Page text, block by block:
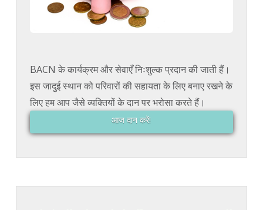
BACN के कार्यक्रम और सेवाएँ निःशुल्क प्रदान की जाती हैं।
इस जादुई स्थान को परिवारों की सहायता के लिए बनाए रखने के
लिए हम आप जैसे व्यक्तियों के दान पर भरोसा करते हैं।
आज दान करें!